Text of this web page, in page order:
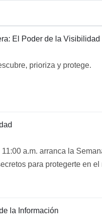
El Poder de la
prioriza y protege.
a.m. arranca la
para protegerte en
la Información